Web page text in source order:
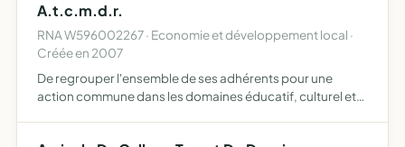
A.t.c.m.d.r.
RNA W596002267 · Economie et développement local ·
Créée en 2007
De regrouper l'ensemble de ses adhérents pour une
action commune dans les domaines éducatif, culturel et